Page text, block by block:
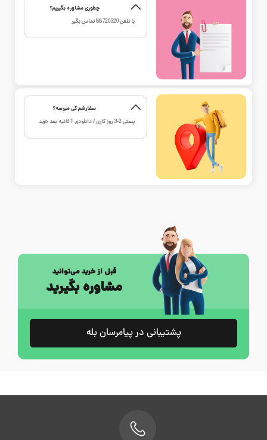
چطوری مشاوره بگیریم؟
با تلفن88720320تماس بگیر
سفارشم کی میرسه؟
پستی 2-3 روز کاری / دانلودی 1 ثانیه بعد خرید
قبل از خرید می‌توانید
مشاوره بگیرید
پشتیبانی در پیامرسان بله